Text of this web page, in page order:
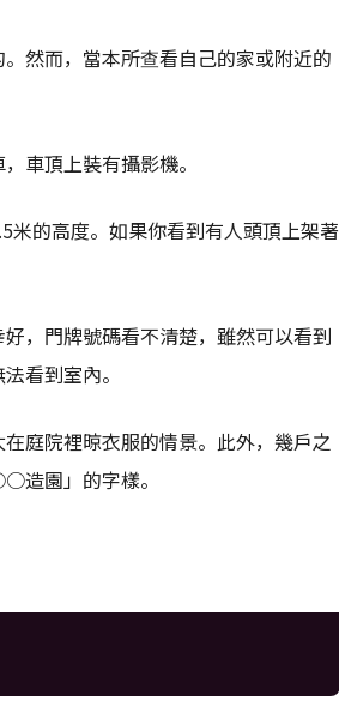
然而，當本所查看自己的家或附近的
車頂上裝有攝影機。
米的高度。如果你看到有人頭頂上架著
，門牌號碼看不清楚，雖然可以看到
看到室內。
庭院裡晾衣服的情景。此外，幾戶之
造園」的字樣。